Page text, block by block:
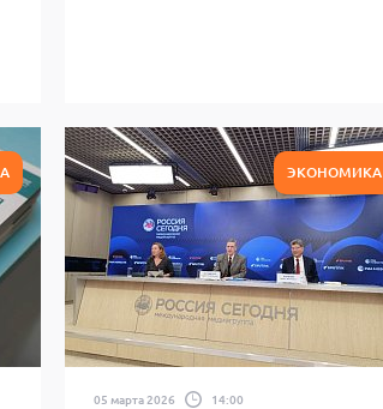
ЭКОНОМИКА
05 марта 2026 14:00